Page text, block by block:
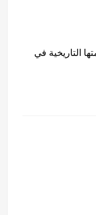
التاريخية في